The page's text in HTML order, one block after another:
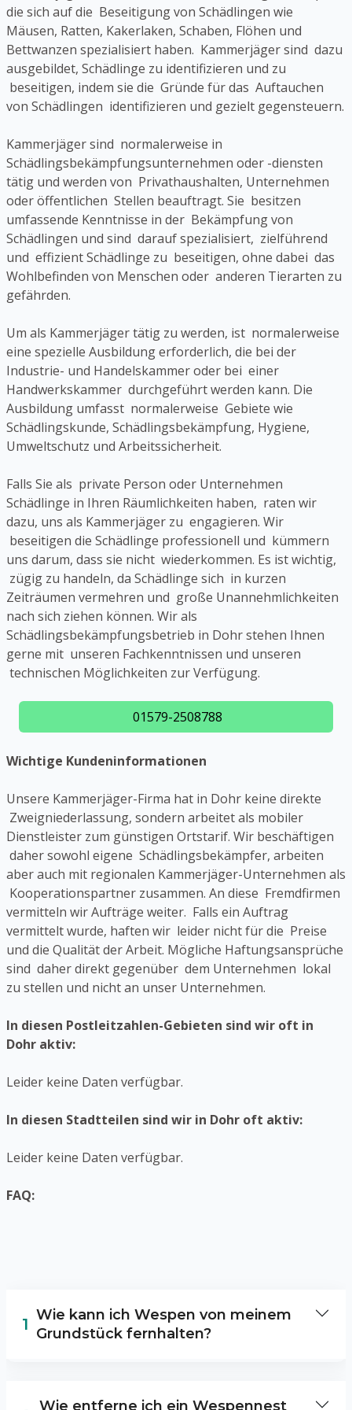
die sich auf die Beseitigung von Schädlingen wie
Mäusen, Ratten, Kakerlaken, Schaben, Flöhen und
Bettwanzen spezialisiert haben. Kammerjäger sind dazu
ausgebildet, Schädlinge zu identifizieren und zu
beseitigen, indem sie die Gründe für das Auftauchen
von Schädlingen identifizieren und gezielt gegensteuern.
Kammerjäger sind normalerweise in
Schädlingsbekämpfungsunternehmen oder -diensten
tätig und werden von Privathaushalten, Unternehmen
oder öffentlichen Stellen beauftragt. Sie besitzen
umfassende Kenntnisse in der Bekämpfung von
Schädlingen und sind darauf spezialisiert, zielführend
und effizient Schädlinge zu beseitigen, ohne dabei das
Wohlbefinden von Menschen oder anderen Tierarten zu
gefährden.
Um als Kammerjäger tätig zu werden, ist normalerweise
eine spezielle Ausbildung erforderlich, die bei der
Industrie- und Handelskammer oder bei einer
Handwerkskammer durchgeführt werden kann. Die
Ausbildung umfasst normalerweise Gebiete wie
Schädlingskunde, Schädlingsbekämpfung, Hygiene,
Umweltschutz und Arbeitssicherheit.
Falls Sie als private Person oder Unternehmen
Schädlinge in Ihren Räumlichkeiten haben, raten wir
dazu, uns als Kammerjäger zu engagieren. Wir
beseitigen die Schädlinge professionell und kümmern
uns darum, dass sie nicht wiederkommen. Es ist wichtig,
zügig zu handeln, da Schädlinge sich in kurzen
Zeiträumen vermehren und große Unannehmlichkeiten
nach sich ziehen können. Wir als
Schädlingsbekämpfungsbetrieb in Dohr stehen Ihnen
gerne mit unseren Fachkenntnissen und unseren
technischen Möglichkeiten zur Verfügung.
01579-2508788
Wichtige Kundeninformationen
Unsere Kammerjäger-Firma hat in Dohr keine direkte
Zweigniederlassung, sondern arbeitet als mobiler
Dienstleister zum günstigen Ortstarif. Wir beschäftigen
daher sowohl eigene Schädlingsbekämpfer, arbeiten
aber auch mit regionalen Kammerjäger-Unternehmen als
Kooperationspartner zusammen. An diese Fremdfirmen
vermitteln wir Aufträge weiter. Falls ein Auftrag
vermittelt wurde, haften wir leider nicht für die Preise
und die Qualität der Arbeit. Mögliche Haftungsansprüche
sind daher direkt gegenüber dem Unternehmen lokal
zu stellen und nicht an unser Unternehmen.
In diesen Postleitzahlen-Gebieten sind wir oft in
Dohr aktiv:
Leider keine Daten verfügbar.
In diesen Stadtteilen sind wir in Dohr oft aktiv:
Leider keine Daten verfügbar.
FAQ:
1 Wie kann ich Wespen von meinem
Grundstück fernhalten?
Wie entferne ich ein Wespennest